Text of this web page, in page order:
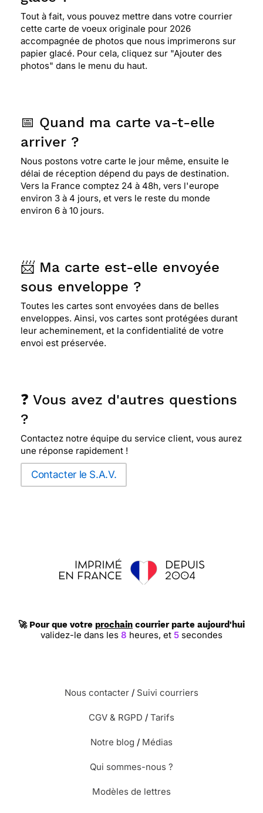
Tout à fait, vous pouvez mettre dans votre courrier
cette carte de voeux originale pour 2026
accompagnée de photos que nous imprimerons sur
papier glacé. Pour cela, cliquez sur "Ajouter des
photos" dans le menu du haut.
📅 Quand ma carte va-t-elle
arriver ?
Nous postons votre carte le jour même, ensuite le
délai de réception dépend du pays de destination.
Vers la France comptez 24 à 48h, vers l'europe
environ 3 à 4 jours, et vers le reste du monde
environ 6 à 10 jours.
📨 Ma carte est-elle envoyée
sous enveloppe ?
Toutes les cartes sont envoyées dans de belles
enveloppes. Ainsi, vos cartes sont protégées durant
leur acheminement, et la confidentialité de votre
envoi est préservée.
❓ Vous avez d'autres questions
?
Contactez notre équipe du service client, vous aurez
une réponse rapidement !
Contacter le S.A.V.
🚀 Pour que votre prochain courrier parte aujourd'hui
validez-le dans les 8 heures, et 4 secondes
Nous contacter / Suivi courriers
CGV & RGPD / Tarifs
Notre blog / Médias
Qui sommes-nous ?
Modèles de lettres